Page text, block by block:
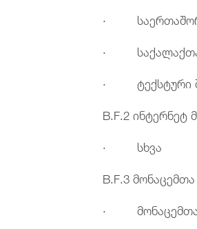
·
·
· ტექსტური
B.F.2 ინტერნეტ
· სხვა
B.F.3
· მონაცემთა